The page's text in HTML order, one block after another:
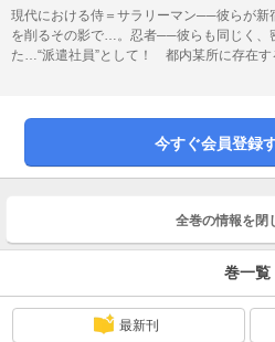
現代における侍＝サラリーマン──彼らが新
を削るその影で…。忍者──彼らも同じく、
た…“派遣社員”として！ 都内某所に存在す
社員の平茸凡太郎と無駄に熱い同期の山田
今すぐ会員登録
全巻の情報を 閉
巻一覧
最新刊